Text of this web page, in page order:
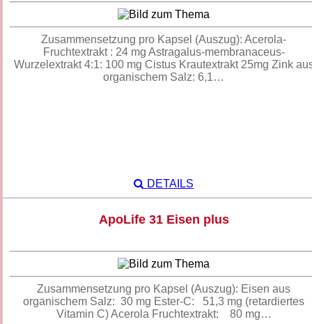
Zusammensetzung pro Kapsel (Auszug): Acerola-
Fruchtextrakt : 24 mg Astragalus-membranaceus-
Wurzelextrakt 4:1: 100 mg Cistus Krautextrakt 25mg Zink
organischem Salz: 6,1…
DETAILS
ApoLife 31 Eisen plus
Zusammensetzung pro Kapsel (Auszug): Eisen aus
organischem Salz: 30 mg Ester-C: 51,3 mg (retardiertes
Vitamin C) Acerola Fruchtextrakt: 80 mg…